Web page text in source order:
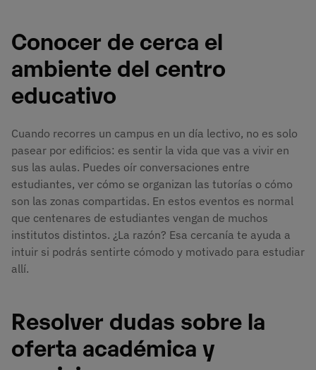
Conocer de cerca el
ambiente del centro
educativo
Cuando recorres un campus en un día lectivo, no es solo
pasear por edificios: es sentir la vida que vas a vivir en
sus las aulas. Puedes oír conversaciones entre
estudiantes, ver cómo se organizan las tutorías o cómo
son las zonas compartidas. En estos eventos es normal
que centenares de estudiantes vengan de muchos
institutos distintos. ¿La razón? Esa cercanía te ayuda a
intuir si podrás sentirte cómodo y motivado para estudiar
allí.
Resolver dudas sobre la
oferta académica y